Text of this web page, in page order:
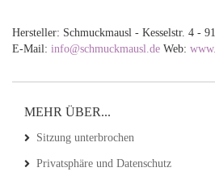
Hersteller: Schmuckmausl - Kesselstr. 4 -
E-Mail: info@schmuckmausl.de Web:
MEHR ÜBER...
Sitzung unterbrochen
Privatsphäre und Datenschutz